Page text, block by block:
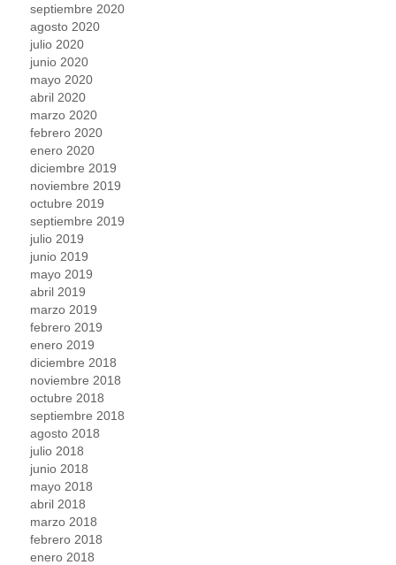
septiembre 2020
agosto 2020
julio 2020
junio 2020
mayo 2020
abril 2020
marzo 2020
febrero 2020
enero 2020
diciembre 2019
noviembre 2019
octubre 2019
septiembre 2019
julio 2019
junio 2019
mayo 2019
abril 2019
marzo 2019
febrero 2019
enero 2019
diciembre 2018
noviembre 2018
octubre 2018
septiembre 2018
agosto 2018
julio 2018
junio 2018
mayo 2018
abril 2018
marzo 2018
febrero 2018
enero 2018